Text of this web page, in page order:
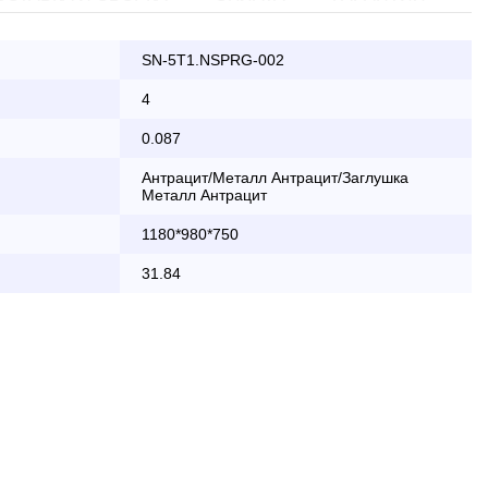
SN-5T1.NSPRG-002
4
0.087
Антрацит/Металл Антрацит/Заглушка
Металл Антрацит
1180*980*750
31.84
осуществляется в будние дни
с 8:30 до 18:00
заказа банковской картой